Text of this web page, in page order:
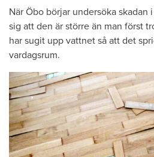
När Öbo börjar undersöka skadan
sig att den är större än man först
har sugit upp vattnet så att det
vardagsrum.